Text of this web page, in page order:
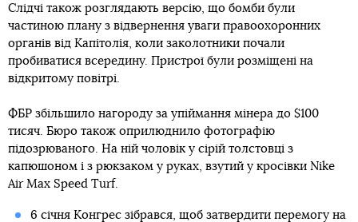
Слідчі також розглядають версію, що бомби були
частиною плану з відвернення уваги правоохоронних
органів від Капітолія, коли заколотники почали
пробиватися всередину. Пристрої були розміщені на
відкритому повітрі.
ФБР збільшило нагороду за упіймання мінера до $100
тисяч. Бюро також оприлюднило фотографію
підозрюваного. На ній чоловік у сірій толстовці з
капюшоном і з рюкзаком у руках, взутий у кросівки Nike
Air Max Speed ​​Turf.
6 січня Конгрес зібрався, щоб затвердити перемогу на